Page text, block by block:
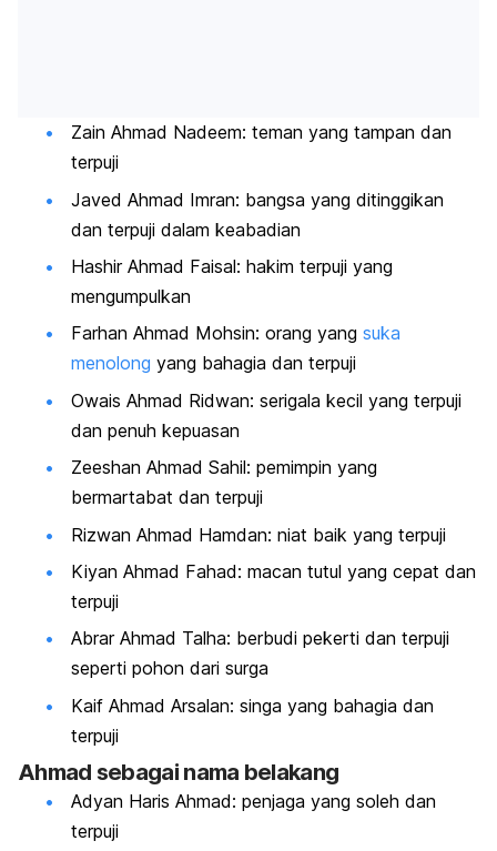
Zain Ahmad Nadeem: teman yang tampan dan
terpuji
Javed Ahmad Imran: bangsa yang ditinggikan
dan terpuji dalam keabadian
Hashir Ahmad Faisal: hakim terpuji yang
mengumpulkan
Farhan Ahmad Mohsin: orang yang suka
menolong yang bahagia dan terpuji
Owais Ahmad Ridwan: serigala kecil yang terpuji
dan penuh kepuasan
Zeeshan Ahmad Sahil: pemimpin yang
bermartabat dan terpuji
Rizwan Ahmad Hamdan: niat baik yang terpuji
Kiyan Ahmad Fahad: macan tutul yang cepat dan
terpuji
Abrar Ahmad Talha: berbudi pekerti dan terpuji
seperti pohon dari surga
Kaif Ahmad Arsalan: singa yang bahagia dan
terpuji
Ahmad sebagai nama belakang
Adyan Haris Ahmad: penjaga yang soleh dan
terpuji